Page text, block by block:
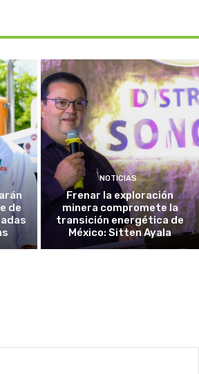
de
NOTICIAS
Frenar la exploración
minera compromete la
transición energética de
México: Sitten Ayala